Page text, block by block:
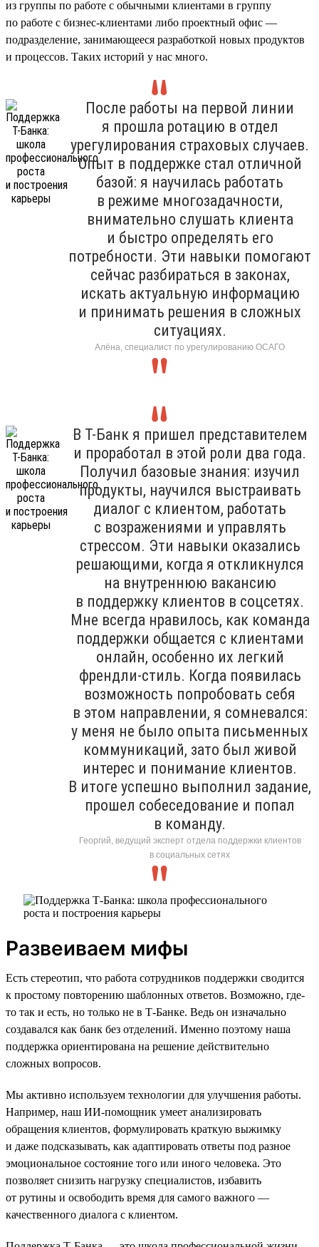
из группы по работе с обычными клиентами в группу
по работе с бизнес-клиентами либо проектный офис —
подразделение, занимающееся разработкой новых продуктов
и процессов. Таких историй у нас много.
После работы на первой линии
я прошла ротацию в отдел
урегулирования страховых случаев.
Опыт в поддержке стал отличной
базой: я научилась работать
в режиме многозадачности,
внимательно слушать клиента
и быстро определять его
потребности. Эти навыки помогают
сейчас разбираться в законах,
искать актуальную информацию
и принимать решения в сложных
ситуациях.
Алёна, специалист по урегулированию ОСАГО
В Т-Банк я пришел представителем
и проработал в этой роли два года.
Получил базовые знания: изучил
продукты, научился выстраивать
диалог с клиентом, работать
с возражениями и управлять
стрессом. Эти навыки оказались
решающими, когда я откликнулся
на внутреннюю вакансию
в поддержку клиентов в соцсетях.
Мне всегда нравилось, как команда
поддержки общается с клиентами
онлайн, особенно их легкий
френдли-стиль. Когда появилась
возможность попробовать себя
в этом направлении, я сомневался:
у меня не было опыта письменных
коммуникаций, зато был живой
интерес и понимание клиентов.
В итоге успешно выполнил задание,
прошел собеседование и попал
в команду.
Георгий, ведущий эксперт отдела поддержки клиентов
в социальных сетях
Развеиваем мифы
Есть стереотип, что работа сотрудников поддержки сводится
к простому повторению шаблонных ответов. Возможно, где-
то так и есть, но только не в Т-Банке. Ведь он изначально
создавался как банк без отделений. Именно поэтому наша
поддержка ориентирована на решение действительно
сложных вопросов.
Мы активно используем технологии для улучшения работы.
Например, наш ИИ-помощник умеет анализировать
обращения клиентов, формулировать краткую выжимку
и даже подсказывать, как адаптировать ответы под разное
эмоциональное состояние того или иного человека. Это
позволяет снизить нагрузку специалистов, избавить
от рутины и освободить время для самого важного —
качественного диалога с клиентом.